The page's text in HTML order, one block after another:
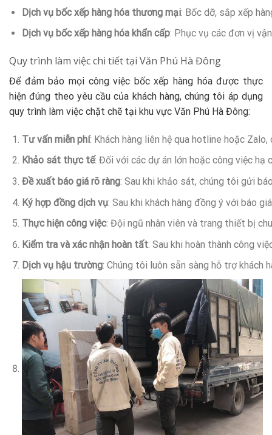
Dịch vụ bốc xếp hàng hóa thương mại: Bốc dỡ, sắp xếp
Dịch vụ bốc xếp hàng hóa khẩn cấp: Phục vụ các đơn vị
Quy trình làm việc chi tiết tại Văn Phú Hà Đông
Để đảm bảo mọi công việc bốc xếp hàng hóa được thực
hiện đúng theo yêu cầu của khách hàng, chúng tôi áp dụng
quy trình làm việc chặt chẽ tại khu vực Văn Phú Hà Đông:
Tư vấn miễn phí: Khách hàng liên hệ qua hotline hoặc
Khảo sát thực tế: Đối với các dự án lớn hoặc công việc hạ
Đề xuất báo giá rõ ràng: Sau khi khảo sát, chúng tôi gửi
Ký hợp đồng dịch vụ: Sau khi khách hàng đồng ý với báo
Thực hiện công việc: Đội ngũ nhân viên và trang thiết bị
Kiểm tra và xác nhận hoàn tất: Sau khi hoàn thành công
Dịch vụ hậu trường: Chúng tôi luôn sẵn sàng hỗ trợ khách